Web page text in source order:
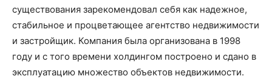
существования зарекомендовал себя как надежное,
стабильное и процветающее агентство недвижимости
и застройщик. Компания была организована в 1998
году и с того времени холдингом построено и сдано в
эксплуатацию множество объектов недвижимости.